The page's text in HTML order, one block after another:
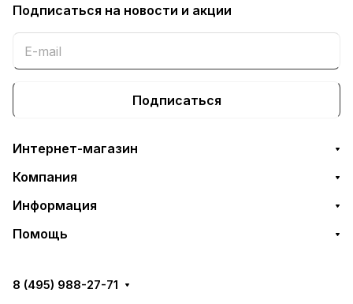
Подписаться на новости и акции
Подписаться
Интернет-магазин
Компания
Информация
Помощь
8 (495) 988-27-71